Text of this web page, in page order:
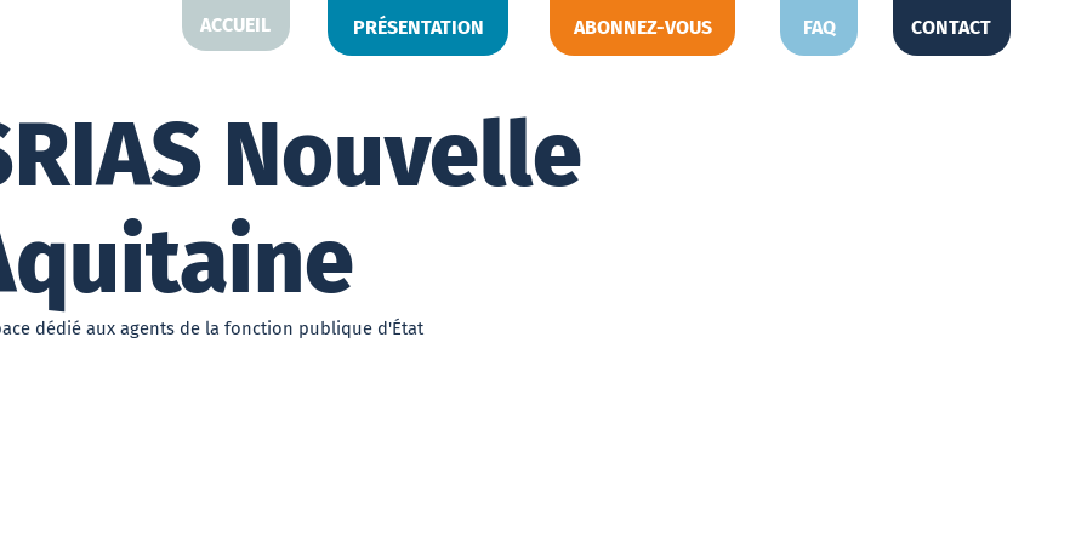
Nouvelle
dédié aux agents de la fonction publique d'État
ACCUEIL PRÉSENTATION ABONNEZ-VOUS FAQ CONTACT